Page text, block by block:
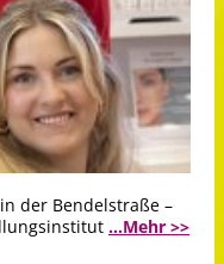
der Bendelstraße –
...Mehr >>